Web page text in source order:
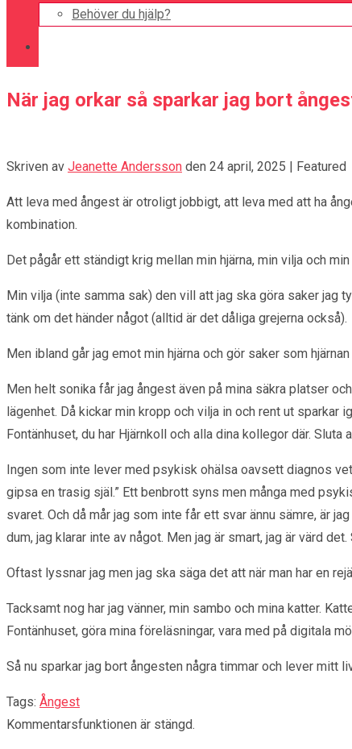
Behöver du hjälp?
När jag orkar så sparkar jag bort
Skriven av Jeanette Andersson den 24 april, 2025 | Featured
Att leva med ångest är otroligt jobbigt, att leva med att ha
kombination.
Det pågår ett ständigt krig mellan min hjärna, min vilja och
Min vilja (inte samma sak) den vill att jag ska göra saker jag
tänk om det händer något (alltid är det dåliga grejerna också).
Men ibland går jag emot min hjärna och gör saker som
Men helt sonika får jag ångest även på mina säkra platser
lägenhet. Då kickar min kropp och vilja in och rent ut sparkar
Fontänhuset, du har Hjärnkoll och alla dina kollegor där.
Ingen som inte lever med psykisk ohälsa oavsett diagnos
gipsa en trasig själ.” Ett benbrott syns men många med
svaret. Och då mår jag som inte får ett svar ännu sämre, är
dum, jag klarar inte av något. Men jag är smart, jag är värd
Oftast lyssnar jag men jag ska säga det att när man har en
Tacksamt nog har jag vänner, min sambo och mina katter.
Fontänhuset, göra mina föreläsningar, vara med på digitala
Så nu sparkar jag bort ångesten några timmar och lever
Tags: Ångest
Kommentarsfunktionen är stängd.